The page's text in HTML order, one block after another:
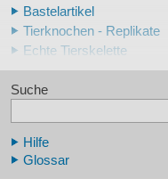
Bastelartikel
Tierknochen - Replikate
Echte Tierskelette
Echte Tierzähne
Krallen- und Zahnreplikate
Schädelreplikate Mensch
Knochenreplikate Mensch
Suche
Hilfe
Glossar